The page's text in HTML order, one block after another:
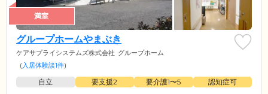
満室
グループホームやまぶき
ケアサプライシステムズ株式会社 グループホーム
(入居体験談1件)
自立 要支援2 要介護1〜5
認知症可